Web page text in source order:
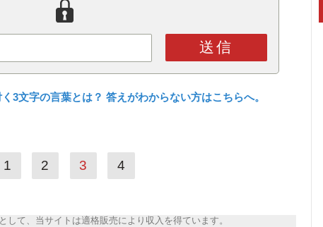
送信
く3文字の言葉とは？ 答えがわからない方はこちらへ。
1 2 3 4
して、当サイトは適格販売により収入を得ています。